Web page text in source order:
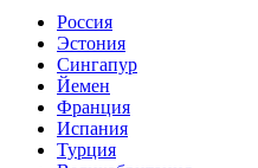
Россия
Эстония
Сингапур
Йемен
Франция
Испания
Турция